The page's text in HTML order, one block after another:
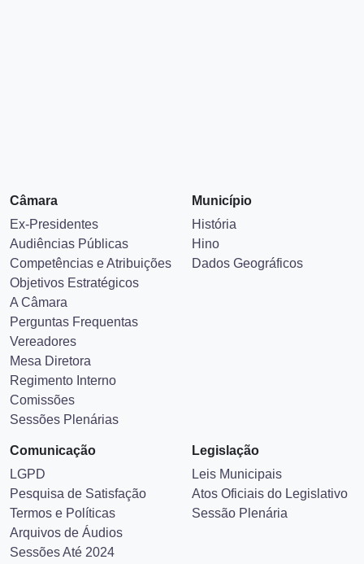
Câmara
Ex-Presidentes
Audiências Públicas
Competências e Atribuições
Objetivos Estratégicos
A Câmara
Perguntas Frequentas
Vereadores
Mesa Diretora
Regimento Interno
Comissões
Sessões Plenárias
Município
História
Hino
Dados Geográficos
Comunicação
LGPD
Pesquisa de Satisfação
Termos e Políticas
Arquivos de Áudios
Sessões Até 2024
Legislação
Leis Municipais
Atos Oficiais do Legislativo
Sessão Plenária